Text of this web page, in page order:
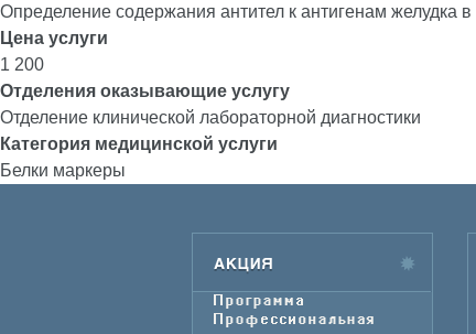
Определение содержания антител к антигенам желудка
Цена услуги
1 200
Отделения оказывающие услугу
Отделение клинической лабораторной диагностики
Категория медицинской услуги
Белки маркеры